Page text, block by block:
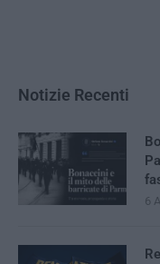
Notizie Recenti
6